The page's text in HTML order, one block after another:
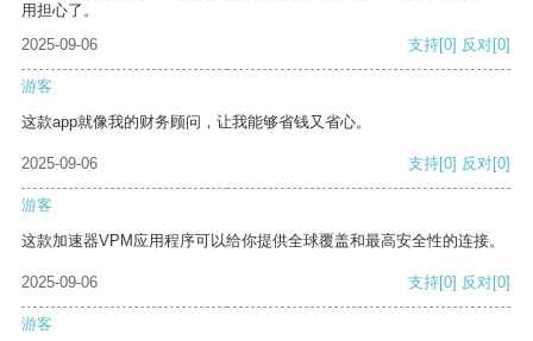
用担心了。
2025-09-06
支持[0] 反对[0]
游客
这款app就像我的财务顾问，让我能够省钱又省心。
2025-09-06 支持[0] 反对[0]
游客
这款加速器VPM应用程序可以给你提供全球覆盖和最高安全性的连接。
2025-09-06 支持[0] 反对[0]
游客